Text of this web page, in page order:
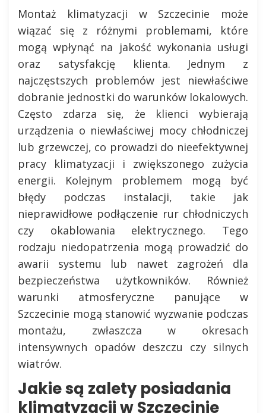
Montaż klimatyzacji w Szczecinie może
wiązać się z różnymi problemami, które
mogą wpłynąć na jakość wykonania usługi
oraz satysfakcję klienta. Jednym z
najczęstszych problemów jest niewłaściwe
dobranie jednostki do warunków lokalowych.
Często zdarza się, że klienci wybierają
urządzenia o niewłaściwej mocy chłodniczej
lub grzewczej, co prowadzi do nieefektywnej
pracy klimatyzacji i zwiększonego zużycia
energii. Kolejnym problemem mogą być
błędy podczas instalacji, takie jak
nieprawidłowe podłączenie rur chłodniczych
czy okablowania elektrycznego. Tego
rodzaju niedopatrzenia mogą prowadzić do
awarii systemu lub nawet zagrożeń dla
bezpieczeństwa użytkowników. Również
warunki atmosferyczne panujące w
Szczecinie mogą stanowić wyzwanie podczas
montażu, zwłaszcza w okresach
intensywnych opadów deszczu czy silnych
wiatrów.
Jakie są zalety posiadania
klimatyzacji w Szczecinie